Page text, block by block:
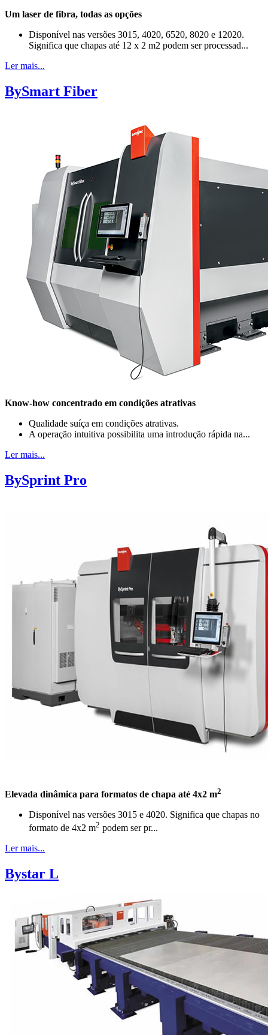
Um laser de fibra, todas as opções
Disponível nas versões 3015, 4020, 6520, 8020 e 12020.
Significa que chapas até 12 x 2 m2 podem ser processad...
Ler mais...
BySmart Fiber
Know-how concentrado em condições atrativas
Qualidade suíça em condições atrativas.
A operação intuitiva possibilita uma introdução rápida na...
Ler mais...
BySprint Pro
Elevada dinâmica para formatos de chapa até 4x2 m2
Disponível nas versões 3015 e 4020. Significa que chapas no
formato de 4x2 m2 podem ser pr...
Ler mais...
Bystar L